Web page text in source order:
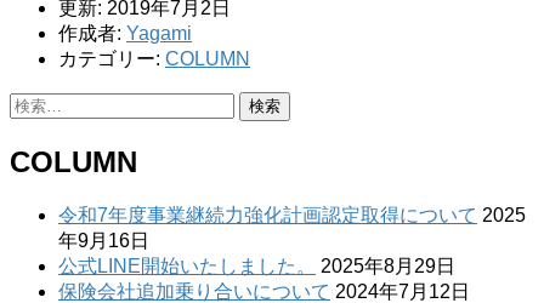
更新: 2019年7月2日
作成者: Yagami
カテゴリー: COLUMN
検
COLUMN
令和7年度事業継続力強化計画認定取得について 2025
年9月16日
公式LINE開始いたしました。
2025年8月29日
保険会社追加乗り合いについて 2024年7月12日